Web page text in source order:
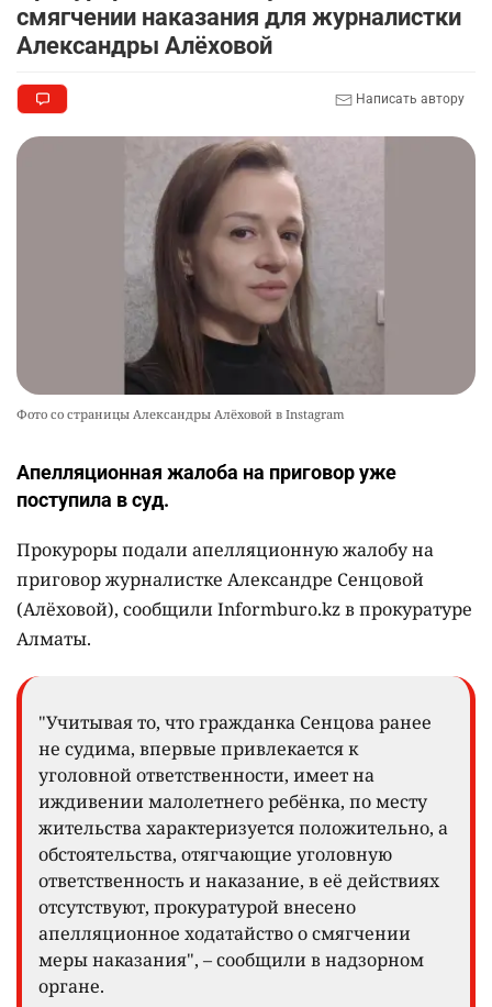
смягчении наказания для журналистки
Александры Алёховой
Написать автору
Фото со страницы Александры Алёховой в Instagram
Апелляционная жалоба на приговор уже
поступила в суд.
Прокуроры подали апелляционную жалобу на
приговор журналистке Александре Сенцовой
(Алёховой), сообщили Informburo.kz в прокуратуре
Алматы.
"Учитывая то, что гражданка Сенцова ранее
не судима, впервые привлекается к
уголовной ответственности, имеет на
иждивении малолетнего ребёнка, по месту
жительства характеризуется положительно, а
обстоятельства, отягчающие уголовную
ответственность и наказание, в её действиях
отсутствуют, прокуратурой внесено
апелляционное ходатайство о смягчении
меры наказания", – сообщили в надзорном
органе.